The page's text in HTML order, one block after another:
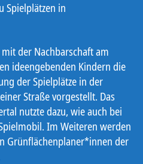
Spielplätzen in
der Nachbarschaft am
ideengebenden Kindern die
der Spielplätze in der
Straße vorgestellt. Das
nutzte dazu, wie auch bei
Im Weiteren werden
Grünflächenplaner*innen der